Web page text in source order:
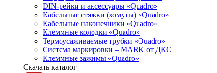
DIN-рейки и аксессуары «Quadro»
Кабельные стяжки (хомуты) «Quadro»
Кабельные наконечники «Quadro»
Клеммные колодки «Quadro»
Термоусаживаемые трубки «Quadro»
Система маркировки – MARK от ДКС
Клеммные зажимы «Quadro»
Скачать каталог